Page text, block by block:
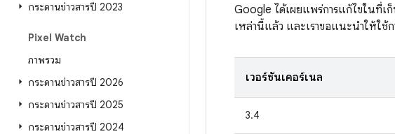
กระดานข่าวสารปี 2023
Pixel Watch
ภาพรวม
กระดานข่าวสารปี 2026
กระดานข่าวสารปี 2025
กระดานข่าวสารปี 2024
Google ได้เผยแพร่การแก้ไขในที่เ
เหล่านี้แล้ว และเราขอแนะนำให้ใช้
เวอร์ชันเคอร์เนล
3.4